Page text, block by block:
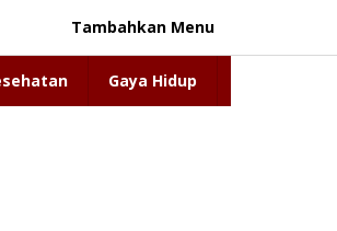
Tambahkan Menu
Gaya Hidup